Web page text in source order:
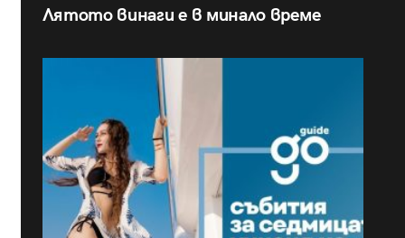
Лятото винаги е в минало време